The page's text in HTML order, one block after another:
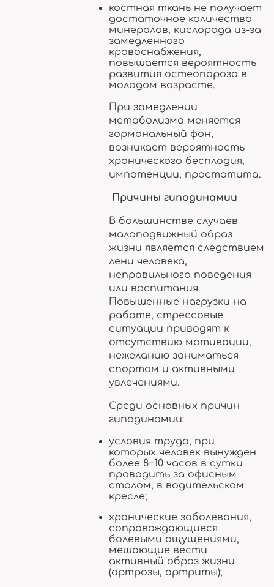
костная ткань не получает
достаточное количество
минералов, кислорода из-за
замедленного
кровоснабжения,
повышается вероятность
развития остеопороза в
молодом возрасте.
При замедлении
метаболизма меняется
гормональный фон,
возникает вероятность
хронического бесплодия,
импотенции, простатита.
Причины гиподинамии
В большинстве случаев
малоподвижный образ
жизни является следствием
лени человека,
неправильного поведения
или воспитания.
Повышенные нагрузки на
работе, стрессовые
ситуации приводят к
отсутствию мотивации,
нежеланию заниматься
спортом и активными
увлечениями.
Среди основных причин
гиподинамии:
условия труда, при
которых человек вынужден
более 8−10 часов в сутки
проводить за офисным
столом, в водительском
кресле;
хронические заболевания,
сопровождающиеся
болевыми ощущениями,
мешающие вести
активный образ жизни
(артрозы, артриты);